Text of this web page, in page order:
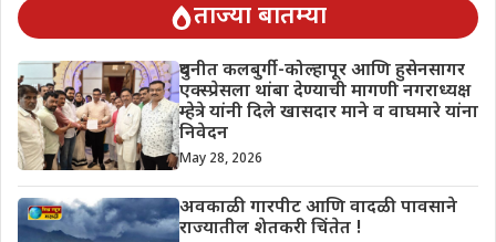
ताज्या बातम्या
दुधनीत कलबुर्गी-कोल्हापूर आणि हुसेनसागर
एक्स्प्रेसला थांबा देण्याची मागणी नगराध्यक्ष
म्हेत्रे यांनी दिले खासदार माने व वाघमारे यांना
निवेदन
May 28, 2026
अवकाळी गारपीट आणि वादळी पावसाने
राज्यातील शेतकरी चिंतेत !